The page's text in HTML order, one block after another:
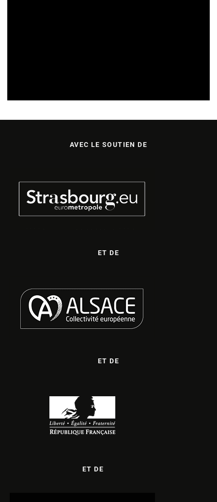
AVEC LE SOUTIEN DE
ET DE
ET DE
ET DE